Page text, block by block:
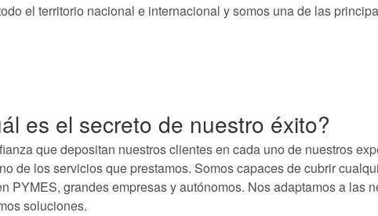
el territorio nacional e internacional y somos una de las
es el secreto de nuestro éxito?
que depositan nuestros clientes en cada uno de nuestros
de los servicios que prestamos. Somos capaces de cubrir
PYMES, grandes empresas y autónomos. Nos adaptamos a las
soluciones.